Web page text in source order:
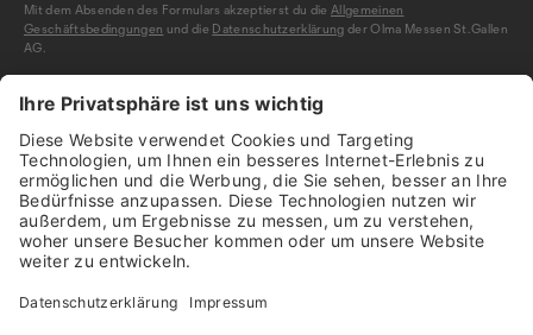
Mit dem Absenden des Formulars akzeptierst du dieAllgemeinen
Geschäftsbedingungen und die Datenschutzerklärung der Olma Messen St.Gallen
AG.
NEWSLETTER BESTELLEN